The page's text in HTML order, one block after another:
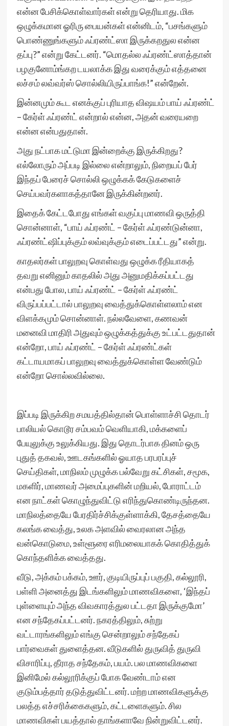
என்ன பேசிக்கொள்வார்கள் என்று தெரியாது. மிக
ஒழுக்கமான ஓரிரு பையன்கள் என்னிடம், “பசங்களும்
பொண்ணுங்களும் ஃப்ரண்ட்ஸா இருக்கறதுல என்ன
தப்பு?” என்று கேட்டனர். “மொதல்ல ஃப்ரண்ட்ஸாத்தான்
பழகுனோம்ங்கற டயலாக்க இது வரைக்கும் எத்தனை
லச்சம் லவ்வர்ஸ் சொல்லியிருப்பாங்க!” என்றேன்.
இன்னமும் கூட எனக்குப் புரியாத விஷயம் பாய் ஃப்ரண்ட்
– கேர்ள் ஃப்ரண்ட் என்றால் என்ன, அதன் வரையறை
என்ன என்பதுதான்.
அது நட்பாக மட்டுமா இன்றைக்கு இருக்கிறது?
எல்லோரும் அப்படி இல்லை என்றாலும், நிறையப் பேர்
இந்தப் பேரைச் சொல்லி ஒழுக்கக் கேடுகளைச்
செய்பவர்களாகத்தானே இருக்கின்றனர்.
இதைக் கேட்டபோது எங்கள் வகுப்பு மாணவி ஒருத்தி
சொன்னாள், “பாய் ஃப்ரண்ட் – கேர்ள் ஃப்ரண்டுன்னா,
ஃப்ரண்ட்ஷிப்புக்கும் லவ்வுக்கும் எடைப்பட்டது” என்று.
காதலர்கள் பாலுறவு கொள்வது ஒழுக்க ரீதியாகத்
தவறு எனினும் காதலில் அது அனுமதிக்கப்பட்டது
என்பது போல, பாய் ஃப்ரண்ட் – கேர்ள் ஃப்ரண்ட்
விருப்பப்பட்டால் பாலுறவு வைத்துக்கொள்ளலாம் என
விளக்கமும் சொன்னாள். நல்லவேளை, கணவன்
மனைவி மாதிரி அதுவும் ஒழுக்கத்துக்கு உட்பட்டதுதான்
என்றோ, பாய் ஃப்ரண்ட் – கேர்ள் ஃப்ரண்ட்கள்
கட்டாயமாகப் பாலுறவு வைத்துக்கொள்ள வேண்டும்
என்றோ சொல்லவில்லை.
இப்படி இருக்கிற சமயத்தில்தான் பொள்ளாச்சி தொடர்
பாலியல் கொடூர சம்பவம் வெளியாகி, மக்களைப்
பேயுலுக்கு உலுக்கியது. இது தொடர்பாக தினம் ஒரு
புதுத் தகவல், ஊடகங்களில் ஓயாத பரபரப்புச்
செய்திகள், மாநிலம் முழுக்க பல்வேறு கட்சிகள், சமூக,
மகளிர், மாணவர் அமைப்புகளின் மறியல், போராட்டம்
என நாட்கள் கொழுந்துவிட்டு எரிந்துகொண்டிருந்தன.
மாநிலத்தையே பேரதிர்ச்சிக்குள்ளாக்கி, தேசத்தையே
கலங்க வைத்து, உலக அளவில் வைரலான அந்த
வன்கொடுமை, உள்ளூரை எரிமலையாகக் கொதித்துக்
கொந்தளிக்க வைத்தது.
வீடு, அக்கம் பக்கம், ஊர், குடியிருப்புப் பகுதி, கல்லூரி,
பள்ளி அனைத்து இடங்களிலும் மாணவிகளை, ‘இந்தப்
புள்ளையும் அந்த விவகாரத்துல பட்டதா இருக்குமோ’
என சந்தேகப்பட்டனர். நகரத்திலும், சுற்று
வட்டாரங்களிலும் எங்கு சென்றாலும் சந்தேகப்
பார்வைகள் துளைத்தன. வீடுகளில் துருவித் துருவி
விசாரிப்பு, தீராத சந்தேகம், பயம். பல மாணவிகளை
இனிமேல் கல்லூரிக்குப் போக வேண்டாம் என
குடும்பத்தார் தடுத்துவிட்டனர். மற்ற மாணவிகளுக்கு
பலத்த எச்சரிக்கைகளும், கட்டளைகளும். சில
மாணவிகள் பயத்தால் தாங்களாவே நின்றுவிட்டனர்.